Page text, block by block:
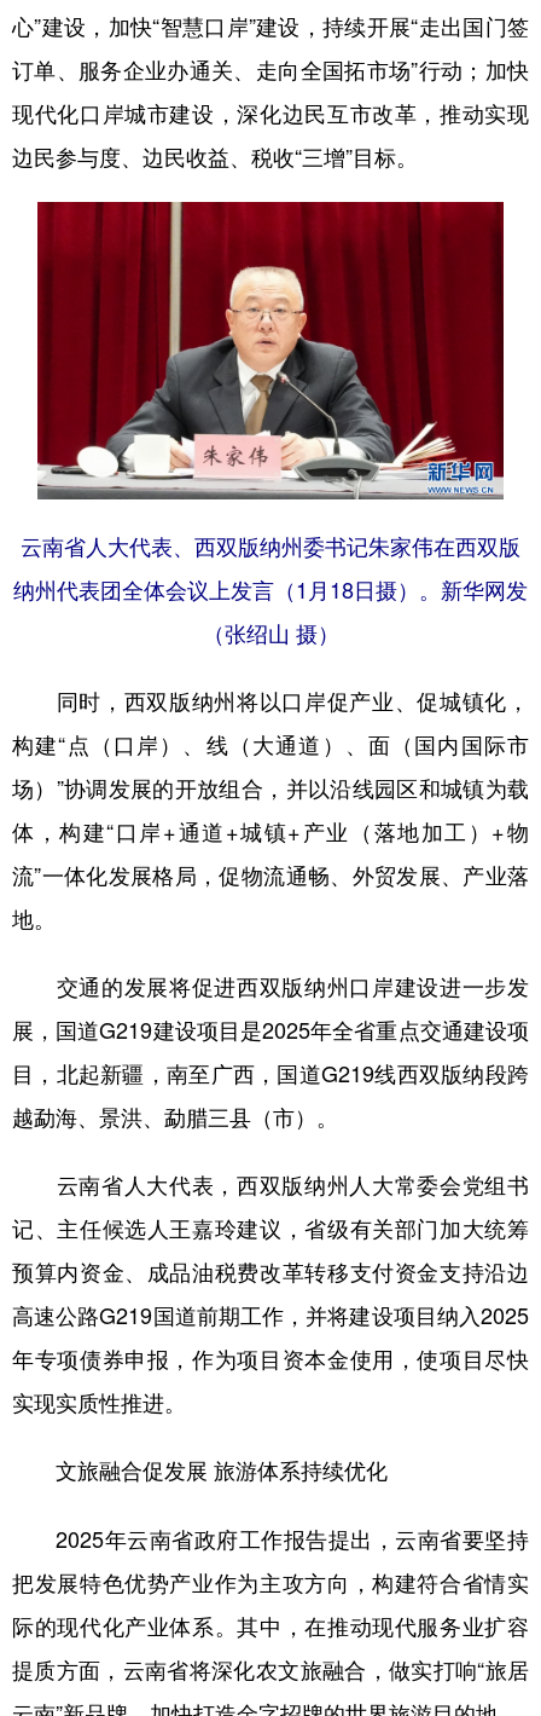
心”建设，加快“智慧口岸”建设，持续开展“走出国门签
订单、服务企业办通关、走向全国拓市场”行动；加快
现代化口岸城市建设，深化边民互市改革，推动实现
边民参与度、边民收益、税收“三增”目标。
云南省人大代表、西双版纳州委书记朱家伟在西双版
纳州代表团全体会议上发言（1月18日摄）。新华网发
（张绍山 摄）
同时，西双版纳州将以口岸促产业、促城镇化，
构建“点（口岸）、线（大通道）、面（国内国际市
场）”协调发展的开放组合，并以沿线园区和城镇为载
体，构建“口岸+通道+城镇+产业（落地加工）+物
流”一体化发展格局，促物流通畅、外贸发展、产业落
地。
交通的发展将促进西双版纳州口岸建设进一步发
展，国道G219建设项目是2025年全省重点交通建设项
目，北起新疆，南至广西，国道G219线西双版纳段跨
越勐海、景洪、勐腊三县（市）。
云南省人大代表，西双版纳州人大常委会党组书
记、主任候选人王嘉玲建议，省级有关部门加大统筹
预算内资金、成品油税费改革转移支付资金支持沿边
高速公路G219国道前期工作，并将建设项目纳入2025
年专项债券申报，作为项目资本金使用，使项目尽快
实现实质性推进。
文旅融合促发展 旅游体系持续优化
2025年云南省政府工作报告提出，云南省要坚持
把发展特色优势产业作为主攻方向，构建符合省情实
际的现代化产业体系。其中，在推动现代服务业扩容
提质方面，云南省将深化农文旅融合，做实打响“旅居